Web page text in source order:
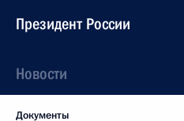
Президент России
Новости
Документы